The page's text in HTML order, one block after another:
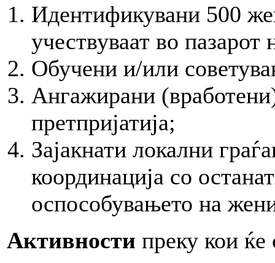
Идентификувани 500
учествуваат во пазарот
Обучени и/или
Ангажирани
претпријатија;
Зајакнати локални
координација со
оспособувањето на
Активности преку кои ќе